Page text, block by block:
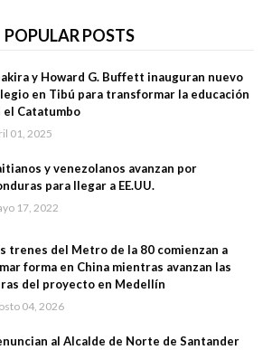
POPULAR POSTS
y Howard G. Buffett inauguran nuevo
en Tibú para transformar la educación
el Catatumbo
01, 2025
y venezolanos avanzan por
para llegar a EE.UU.
17, 2022
trenes del Metro de la 80 comienzan a
forma en China mientras avanzan las
del proyecto en Medellín
04, 2026
al Alcalde de Norte de Santander